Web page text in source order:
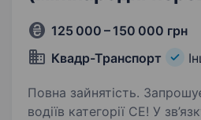
125 000 – 150 000 грн
Квадр-Транспорт
Повна зайнятість. Запрошуємо на роботу
водіїв категорії СЕ! У зв’язку з розширенням